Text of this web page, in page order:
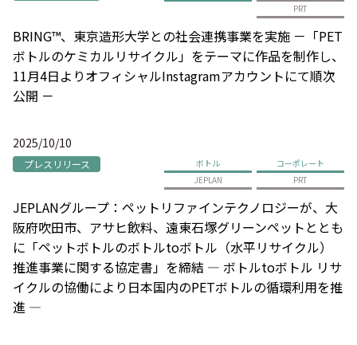
PRT
BRING™、東京造形大学との社会連携事業を実施 －「PET
ボトルのケミカルリサイクル」をテーマに作品を制作し、
11月4日よりオフィシャルInstagramアカウントにて順次
公開 －
2025/10/10
プレスリリース ボトル
コーポレート
JEPLAN
PRT
JEPLANグループ：ペットリファインテクノロジーが、大
阪府吹田市、アサヒ飲料、遠東石塚グリーンペットととも
に「ペットボトルのボトルtoボトル（水平リサイクル）
推進事業に関する協定書」を締結 ― ボトルtoボトル リサ
イクルの協働により日本国内のPETボトルの循環利用を推
進 ―